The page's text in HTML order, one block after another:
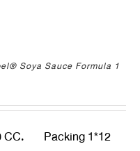
Soya Sauce Formula 1
CC. Packing 1*12